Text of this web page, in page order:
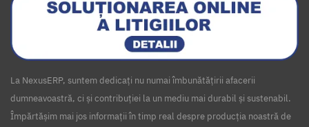
La NexusERP, suntem dedicați nu numai îmbunătățirii afacerii
dumneavoastră, ci și contribuției la un mediu mai durabil și sustenabil.
Împărtășim mai jos informații în timp real despre producția noastră de